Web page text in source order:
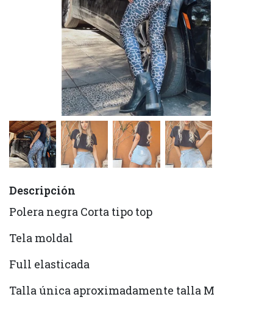
Descripción
Polera negra Corta tipo top
Tela moldal
Full elasticada
Talla única aproximadamente talla M